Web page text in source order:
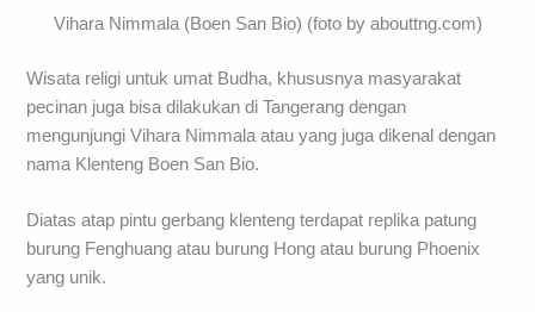
Vihara Nimmala (Boen San Bio) (foto by abouttng.com)
Wisata religi untuk umat Budha, khususnya masyarakat
pecinan juga bisa dilakukan di Tangerang dengan
mengunjungi Vihara Nimmala atau yang juga dikenal dengan
nama Klenteng Boen San Bio.
Diatas atap pintu gerbang klenteng terdapat replika patung
burung Fenghuang atau burung Hong atau burung Phoenix
yang unik.